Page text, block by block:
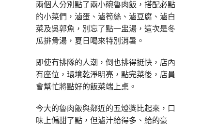
兩個人分別點了兩小碗魯肉飯，搭配必點
的小菜們，滷蛋、滷筍絲、滷豆腐、滷白
菜及吳郭魚，別忘了點一盅湯，這次是冬
瓜排骨湯，夏日喝來特別消暑。
即使有排隊的人潮，倒也排得挺快，店內
有座位，環境乾淨明亮，點完菜後，店員
會幫忙將點好的飯菜端上桌。
今大的魯肉飯與鄰近的五燈獎比起來，口
味上偏甜了點，但滷汁給得多、給的豪